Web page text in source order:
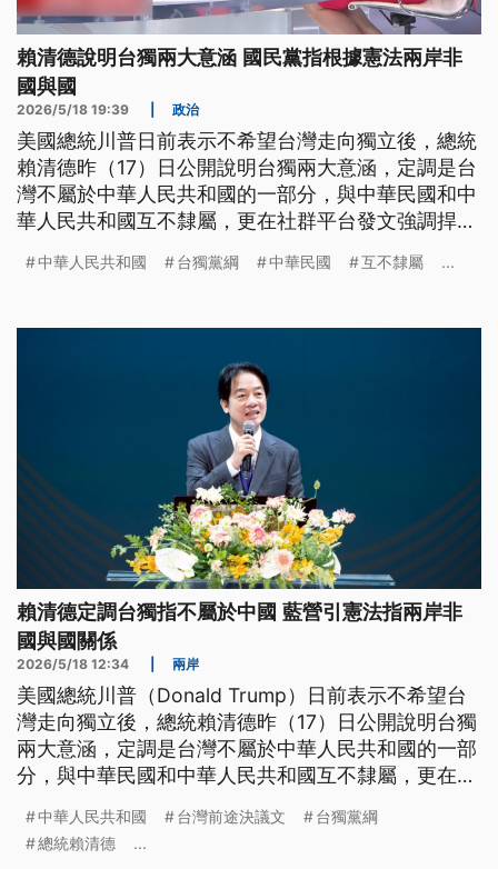
賴清德說明台獨兩大意涵 國民黨指根據憲法兩岸非
國與國
2026/5/18 19:39 政治
美國總統川普日前表示不希望台灣走向獨立後，總統
賴清德昨（17）日公開說明台獨兩大意涵，定調是台
灣不屬於中華人民共和國的一部分，與中華民國和中
華人民共和國互不隸屬，更在社群平台發文強調捍衛
賴清德用中華民國偷渡台獨，指出根據憲法，兩岸不
中華人民共和國 台獨黨綱 中華民國 互不隸屬 ...
賴清德定調台獨指不屬於中國 藍營引憲法指兩岸非
國與國關係
2026/5/18 12:34 兩岸
美國總統川普（Donald Trump）日前表示不希望台
灣走向獨立後，總統賴清德昨（17）日公開說明台獨
兩大意涵，定調是台灣不屬於中華人民共和國的一部
分，與中華民國和中華人民共和國互不隸屬，更在社
過這讓國民黨批評總統賴清德用中華民國偷渡台獨，
指出根據《憲法》，兩岸不是國與國關係。
中華人民共和國 台灣前途決議文
台獨黨綱
總統賴清德
...